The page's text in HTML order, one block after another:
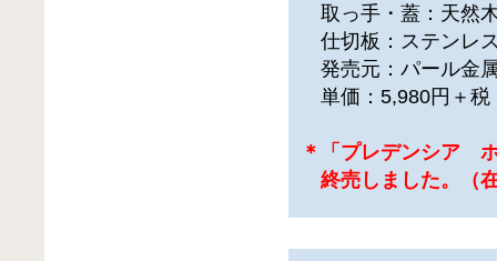
取っ手・蓋：天然
仕切板：ステンレ
発売元：パール金
単価：5,980円＋税
＊「プレデンシア
終売しました。（